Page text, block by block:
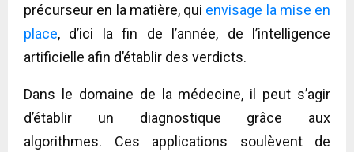
précurseur en la matière, qui envisage la mise en
place, d’ici la fin de l’année, de l’intelligence
artificielle afin d’établir des verdicts.
Dans le domaine de la médecine, il peut s’agir
d’établir un diagnostique grâce aux
algorithmes. Ces applications soulèvent de